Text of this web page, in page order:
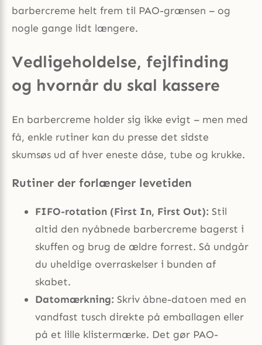
barbercreme helt frem til PAO-grænsen – og
nogle gange lidt længere.
Vedligeholdelse, fejlfinding
og hvornår du skal kassere
En barbercreme holder sig ikke evigt – men med
få, enkle rutiner kan du presse det sidste
skumsøs ud af hver eneste dåse, tube og krukke.
Rutiner der forlænger levetiden
FIFO-rotation (First In, First Out): Stil
altid den nyåbnede barbercreme bagerst i
skuffen og brug de ældre forrest. Så undgår
du uheldige overraskelser i bunden af
skabet.
Datomærkning: Skriv åbne-datoen med en
vandfast tusch direkte på emballagen eller
på et lille klistermærke. Det gør PAO-